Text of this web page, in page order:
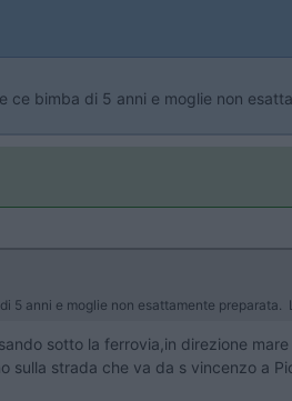
bimba di 5 anni e moglie non
5 anni e moglie non esattamente
sotto la ferrovia,in direzione
sulla strada che va da s vincenzo a